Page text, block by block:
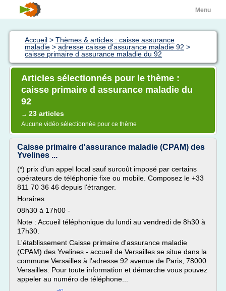
Menu
Accueil > Thèmes & articles : caisse assurance
maladie > adresse caisse d'assurance maladie 92 >
caisse primaire d assurance maladie du 92
Articles sélectionnés pour le thème :
caisse primaire d assurance maladie du
92
→ 23 articles
Aucune vidéo sélectionnée pour ce thème
Caisse primaire d'assurance maladie (CPAM) des
Yvelines ...
(*) prix d'un appel local sauf surcoût imposé par certains
opérateurs de téléphonie fixe ou mobile. Composez le +33
811 70 36 46 depuis l'étranger.
Horaires
08h30 à 17h00 -
Note : Accueil téléphonique du lundi au vendredi de 8h30 à
17h30.
L'établissement Caisse primaire d'assurance maladie
(CPAM) des Yvelines - accueil de Versailles se situe dans la
commune Versailles à l'adresse 92 avenue de Paris, 78000
Versailles. Pour toute information et démarche vous pouvez
appeler au numéro de téléphone...